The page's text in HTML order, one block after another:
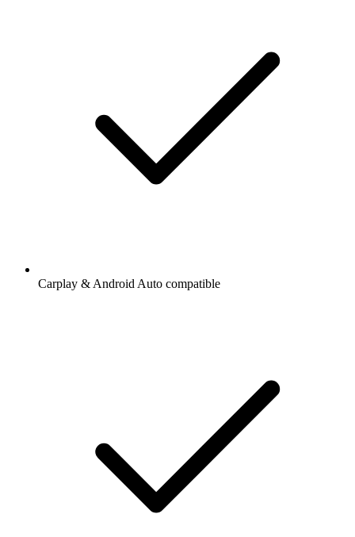
Carplay & Android Auto compatible